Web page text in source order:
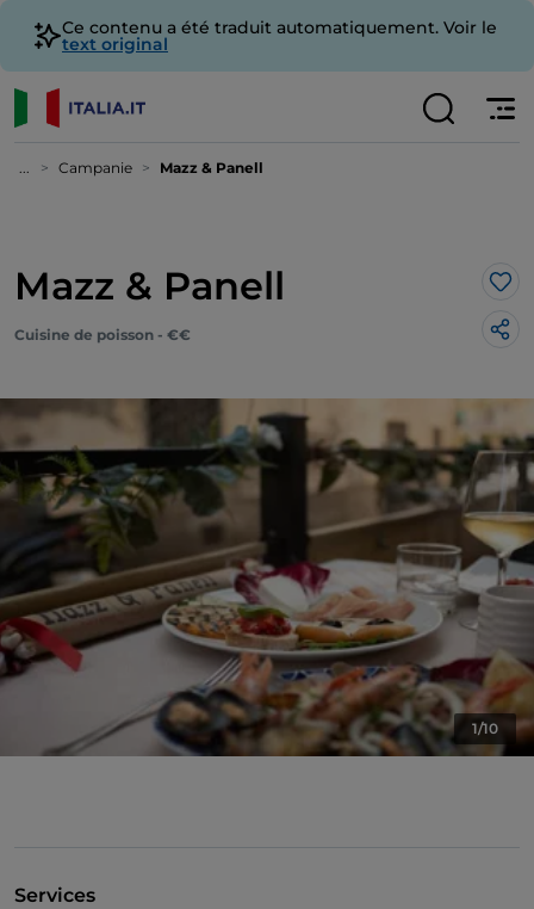
Ce contenu a été traduit automatiquement. Voir le
text original
... Campanie Mazz & Panell
Mazz & Panell
Cuisine de poisson - €€
1/10
Services